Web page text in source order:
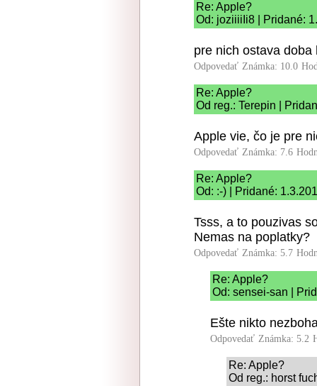
Re: Apple?
Od: joziiiiIi8 | Pridané:
pre nich ostava doba
Odpovedať Známka: 10.0
Re: Apple?
Od reg.: Terepin |
Apple vie, čo je pre
Odpovedať Známka: 7.6
Re: Apple?
Od: :-) | Pridané:
Tsss, a to pouzivas
Nemas na poplatky?
Odpovedať Známka: 5.7
Re: Apple?
Od: sensei-san |
Ešte nikto
Odpovedať Známka: 5.2
Re: Apple?
Od reg.: horst